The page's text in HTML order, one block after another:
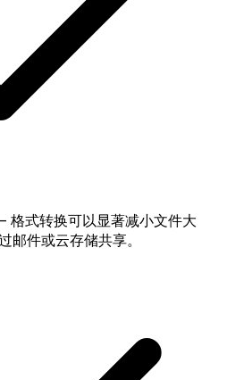
式转换可以显著减小文件大
邮件或云存储共享。